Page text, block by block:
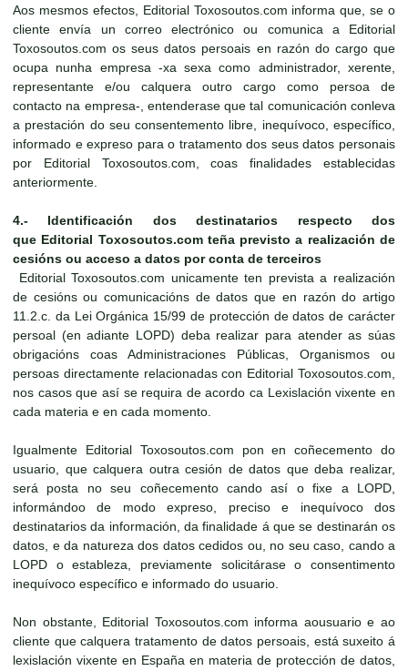
Aos mesmos efectos, Editorial Toxosoutos.com informa que, se o
cliente envía un correo electrónico ou comunica a Editorial
Toxosoutos.com os seus datos persoais en razón do cargo que
ocupa nunha empresa -xa sexa como administrador, xerente,
representante e/ou calquera outro cargo como persoa de
contacto na empresa-, entenderase que tal comunicación conleva
a prestación do seu consentemento libre, inequívoco, específico,
informado e expreso para o tratamento dos seus datos personais
por Editorial Toxosoutos.com, coas finalidades establecidas
anteriormente.
4.- Identificación dos destinatarios respecto dos
que Editorial Toxosoutos.com teña previsto a realización de
cesións ou acceso a datos por conta de terceiros
Editorial Toxosoutos.com unicamente ten prevista a realización
de cesións ou comunicacións de datos que en razón do artigo
11.2.c. da Lei Orgánica 15/99 de protección de datos de carácter
persoal (en adiante LOPD) deba realizar para atender as súas
obrigacións coas Administraciones Públicas, Organismos ou
persoas directamente relacionadas con Editorial Toxosoutos.com,
nos casos que así se requira de acordo ca Lexislación vixente en
cada materia e en cada momento.
Igualmente Editorial Toxosoutos.com pon en coñecemento do
usuario, que calquera outra cesión de datos que deba realizar,
será posta no seu coñecemento cando así o fixe a LOPD,
informándoo de modo expreso, preciso e inequívoco dos
destinatarios da información, da finalidade á que se destinarán os
datos, e da natureza dos datos cedidos ou, no seu caso, cando a
LOPD o estableza, previamente solicitárase o consentimento
inequívoco específico e informado do usuario.
Non obstante, Editorial Toxosoutos.com informa aousuario e ao
cliente que calquera tratamento de datos persoais, está suxeito á
lexislación vixente en España en materia de protección de datos,